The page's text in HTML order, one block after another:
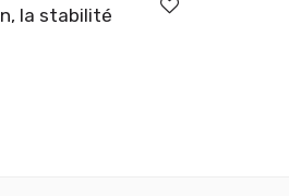
la stabilité